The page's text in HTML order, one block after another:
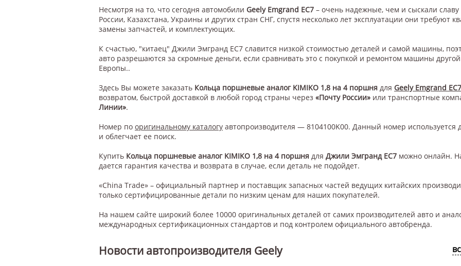
Несмотря на то, что сегодня автомобили Geely Emgrand EC7 – очень надежные, чем и сыскали
России, Казахстана, Украины и других стран СНГ, спустя несколько лет эксплуатации они требуют
замены запчастей, и комплектующих.
К счастью, "китаец" Джили Эмгранд ЕС7 славится низкой стоимостью деталей и самой машины,
авто разрешаются за скромные деньги, если сравнивать это с покупкой и ремонтом машины
Европы..
Здесь Вы можете заказать Кольца поршневые аналог KIMIKO 1,8 на 4 поршня для Geely Emgrand EC7
возвратом, быстрой доставкой в любой город страны через «Почту России» или транспортные
Линии».
Номер по оригинальному каталогу автопроизводителя — 8104100K00. Данный номер используется
и облегчает ее поиск.
Купить Кольца поршневые аналог KIMIKO 1,8 на 4 поршня для Джили Эмгранд ЕС7 можно онлайн.
дается гарантия качества и возврата в случае, если деталь не подойдет.
«China Trade» – официальный партнер и поставщик запасных частей ведущих китайских
только сертифицированные детали по низким ценам для наших покупателей.
На нашем сайте широкий более 10000 оригинальных деталей от самих производителей авто и
международных сертификационных стандартов и под контролем официального автобренда.
Новости автопроизводителя Geely